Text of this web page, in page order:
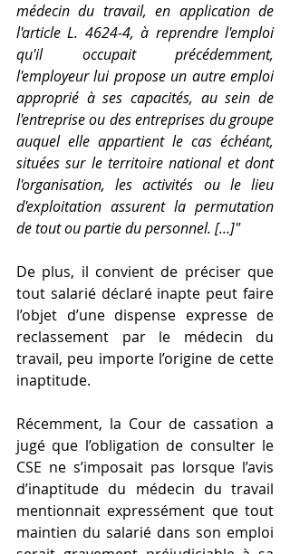
médecin du travail, en application de
l'article L. 4624-4, à reprendre l'emploi
qu'il occupait précédemment,
l'employeur lui propose un autre emploi
approprié à ses capacités, au sein de
l'entreprise ou des entreprises du groupe
auquel elle appartient le cas échéant,
situées sur le territoire national et dont
l'organisation, les activités ou le lieu
d'exploitation assurent la permutation
de tout ou partie du personnel. [...]"
De plus, il convient de préciser que
tout salarié déclaré inapte peut faire
l’objet d’une dispense expresse de
reclassement par le médecin du
travail, peu importe l’origine de cette
inaptitude.
Récemment, la Cour de cassation a
jugé que l’obligation de consulter le
CSE ne s’imposait pas lorsque l’avis
d’inaptitude du médecin du travail
mentionnait expressément que tout
maintien du salarié dans son emploi